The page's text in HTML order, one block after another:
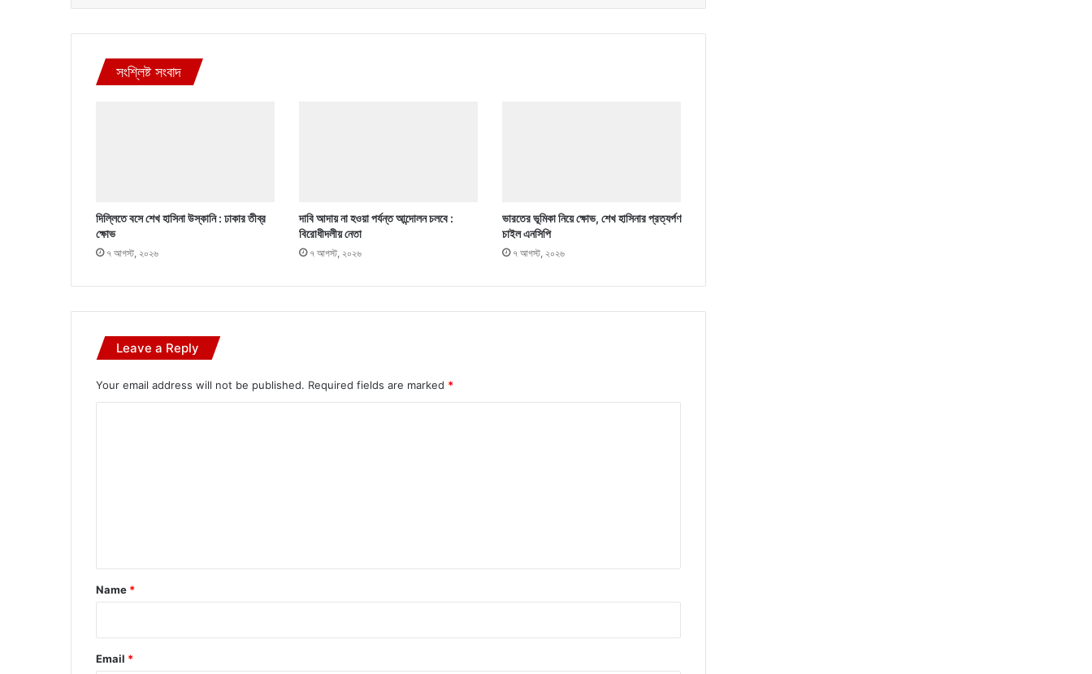
সংশ্লিষ্ট সংবাদ
দিল্লিতে বসে শেখ হাসিনা উস্কানি : ঢাকার তীব্র
ক্ষোভ
৭ আগস্ট, ২০২৬
দাবি আদায় না হওয়া পর্যন্ত আন্দোলন চলবে :
বিরোধীদলীয় নেতা
৭ আগস্ট, ২০২৬
ভারতের ভূমিকা নিয়ে ক্ষোভ, শেখ হাসিনার প্রত্যর্পণ
চাইল এনসিপি
৭ আগস্ট, ২০২৬
Leave a Reply
Your email address will not be published. Required fields are marked *
*
Name *
Email *